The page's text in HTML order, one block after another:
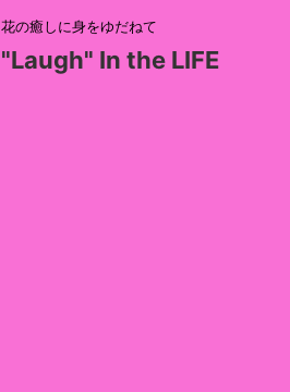
花の癒しに身をゆだねて
"Laugh" In the LIFE